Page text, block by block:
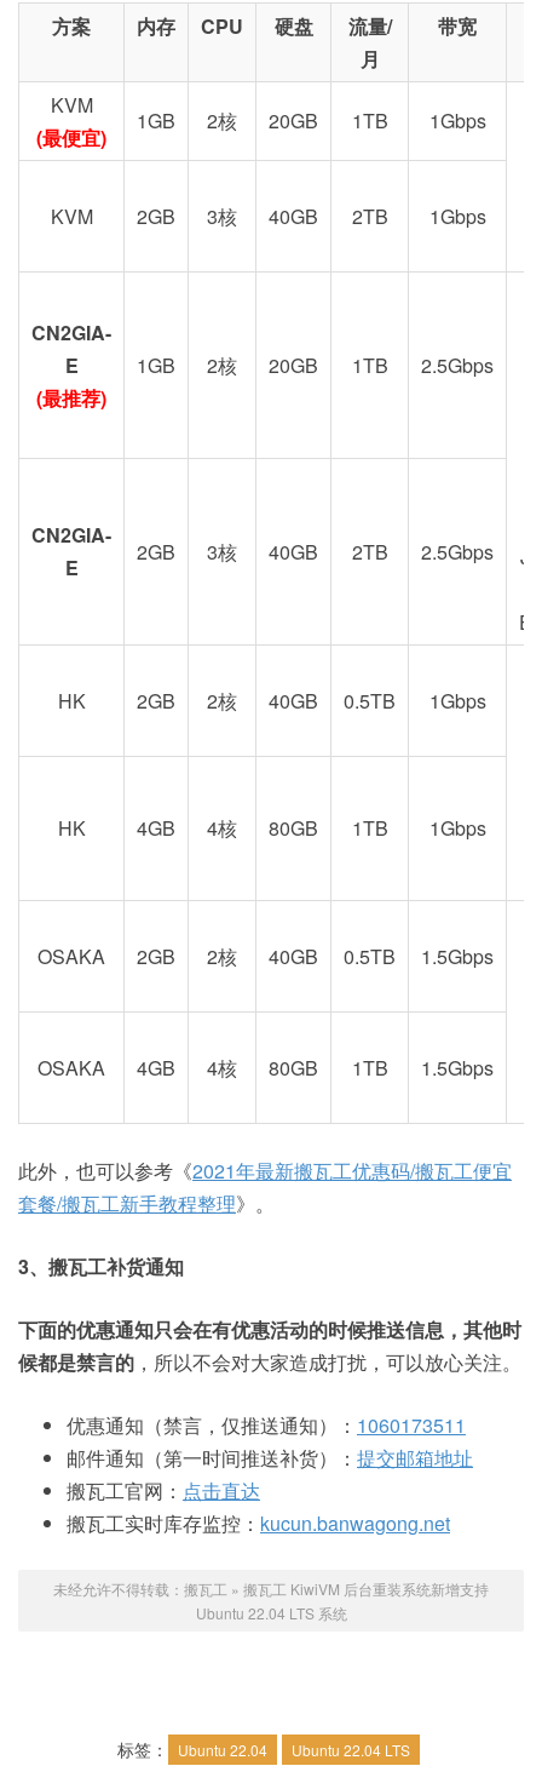
方案 内存 CPU 硬盘
流量/
月
带宽
KVM
(最便宜)
1GB 2核 20GB 1TB 1Gbps
KVM 2GB 3核 40GB 2TB 1Gbps
CN2GIA-
E
(最推荐)
1GB 2核 20GB 1TB 2.5Gbps
CN2GIA-
E
2GB 3核 40GB 2TB 2.5Gbps
HK 2GB 2核 40GB 0.5TB 1Gbps
HK 4GB 4核 80GB 1TB 1Gbps
OSAKA 2GB 2核 40GB 0.5TB
1.5Gbps
OSAKA
4GB 4核 80GB 1TB 1.5Gbps
此外，也可以参考《2021年最新搬瓦工优惠码/搬瓦工便宜
套餐/搬瓦工新手教程整理》。
3、搬瓦工补货通知
下面的优惠通知只会在有优惠活动的时候推送信息，其他时
候都是禁言的 ，所以不会对大家造成打扰，可以放心关注。
优惠通知（禁言，仅推送通知）： 1060173511
邮件通知（第一时间推送补货）： 提交邮箱地址
搬瓦工官网： 点击直达
搬瓦工实时库存监控： kucun.banwagong.net
未经允许不得转载： 搬瓦工 » 搬瓦工 KiwiVM 后台重装系统新增支持
Ubuntu 22.04 LTS 系统
标签： Ubuntu 22.04
Ubuntu 22.04 LTS